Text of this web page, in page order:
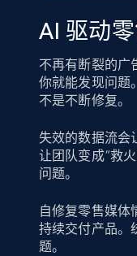
AI 驱动
不再有断裂的广
你就能发现问题
不是不断修复。
失效的数据流会
让团队变成“救
问题。
自修复零售媒体
持续交付产品。
题。